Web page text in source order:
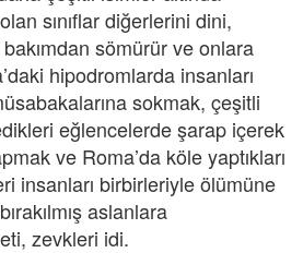
olan sınıflar diğerlerini dini,
sömürür ve onlara
hipodromlarda insanları
sokmak, çeşitli
eğlencelerde şarap içerek
ve Roma’da köle yaptıkları
insanları birbirleriyle ölümüne
aslanlara
zevkleri idi.